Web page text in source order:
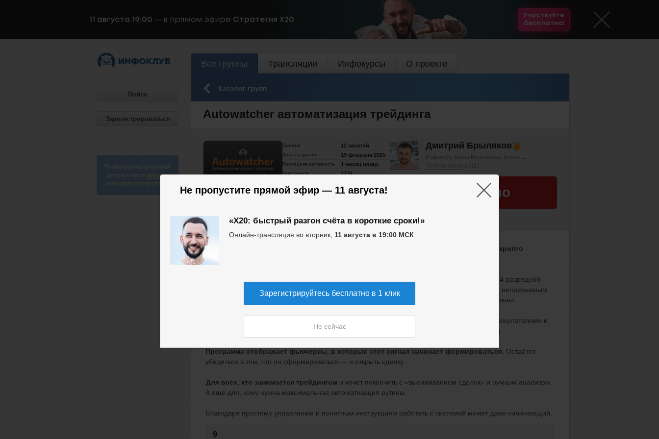
Не пропустите прямой эфир — 11 августа!
«X20: быстрый разгон счёта в короткие сроки!»
Онлайн-трансляция во вторник, 11 августа в 19:00 МСК
Зарегистрируйтесь бесплатно в 1 клик
Не сейчас
×
11 августа 19:00 — в прямом эфире Стратегия Х20
Участвуйте
бесплатно!
Войти
Зарегистрироваться
Чтобы получить полный
доступ к сайту войдите
или зарегистрируйтесь
Все группы Трансляции Инфокурсы О проекте
Каталог групп
Autowatcher автоматизация трейдинга
Тренинг 12 занятий
Дата создания 19 февраля 2025
Последняя активность 1 месяц назад
Участников 2774
Дмитрий Брыляков
Инфоклуб Елена Мельникова Елена Холодных
Бесплатно
AutoWatcher — это
истема автопоиска точек формирования сильных сигналов на крипто
фьючерсах.
, можно установить на компьютер под управлением 64-разрядной
Windows (8.1 или новее). Он подключается напрямую к счёту на бирже Bybit и занимается непрерывным
анализом всех имеющихся крипто фьючерсов (более 500) на трёх таймфреймах параллельно.
между покупателями и
продавцами, в которых обычно зарождается мощнейший сигнал для сделки (дивергенция).
Программа отображает фьючерсы, в которых этот сигнал начинает формироваться. Остаётся
убедиться в том, что он сформироваться — и открыть сделку.
Для всех, кто занимается трейдингом и хочет покончить с «высиживанием сделок» и ручным анализом.
А ещё для, кому нужна максимальная автоматизация рутины.
Благодаря простому управлению и понятным инструкциям работать с системой может даже начинающий.
9